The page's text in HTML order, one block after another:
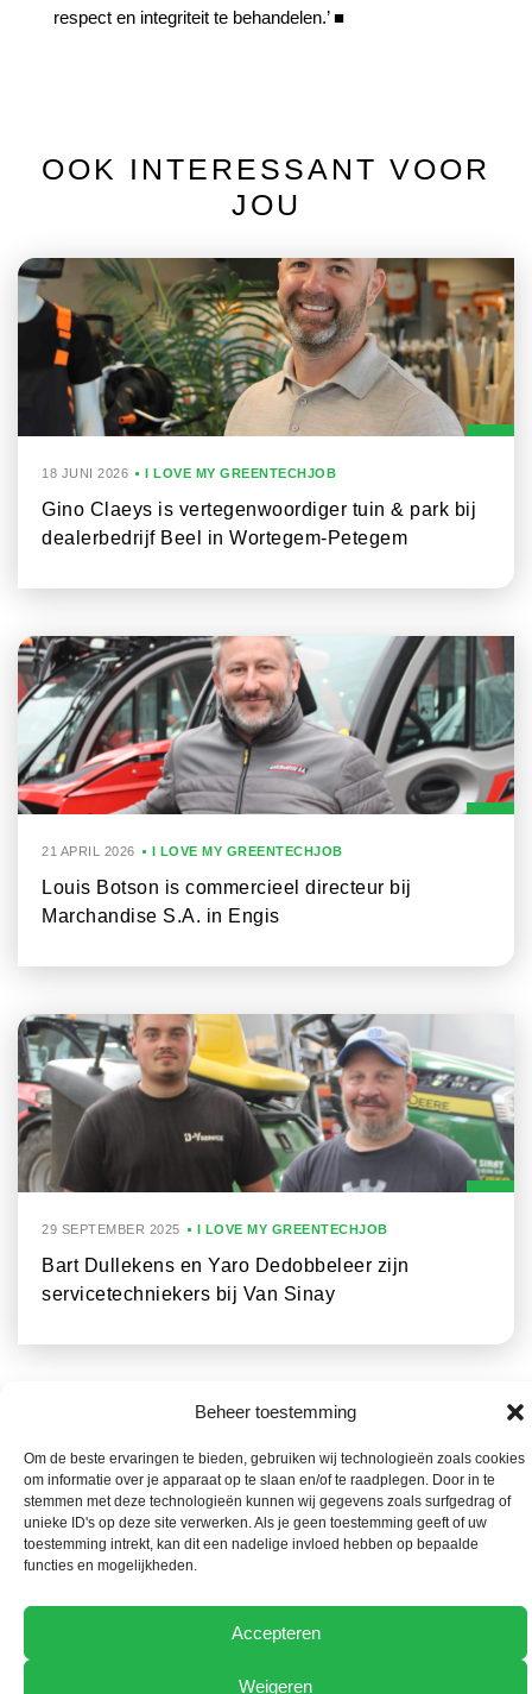
Beheer toestemming
Om de beste ervaringen te bieden, gebruiken wij technologieën zoals cookies
om informatie over je apparaat op te slaan en/of te raadplegen. Door in te
stemmen met deze technologieën kunnen wij gegevens zoals surfgedrag of
unieke ID's op deze site verwerken. Als je geen toestemming geeft of uw
toestemming intrekt, kan dit een nadelige invloed hebben op bepaalde
functies en mogelijkheden.
Accepteren
Weigeren
respect en integriteit te behandelen.’ ■
OOK INTERESSANT VOOR
JOU
18 JUNI 2026 I LOVE MY GREENTECHJOB
Gino Claeys is vertegenwoordiger tuin & park bij
dealerbedrijf Beel in Wortegem-Petegem
21 APRIL 2026 I LOVE MY GREENTECHJOB
Louis Botson is commercieel directeur bij
Marchandise S.A. in Engis
29 SEPTEMBER 2025 I LOVE MY GREENTECHJOB
Bart Dullekens en Yaro Dedobbeleer zijn
servicetechniekers bij Van Sinay